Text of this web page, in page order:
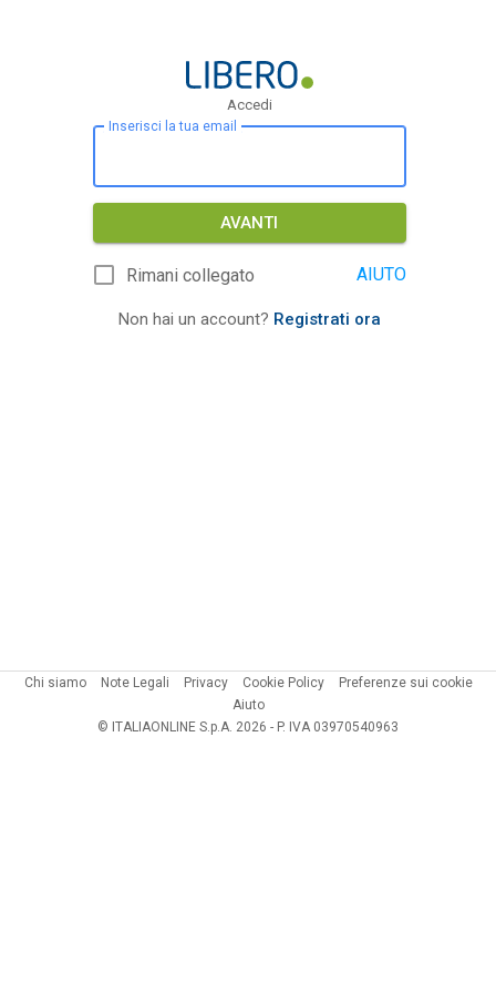
Accedi
Inserisci la tua email
AVANTI
Rimani collegato AIUTO
Non hai un account? Registrati ora
Chi siamo Note Legali Privacy Cookie Policy
Preferenze sui cookie
Aiuto
© ITALIAONLINE S.p.A. 2026 - P. IVA 03970540963